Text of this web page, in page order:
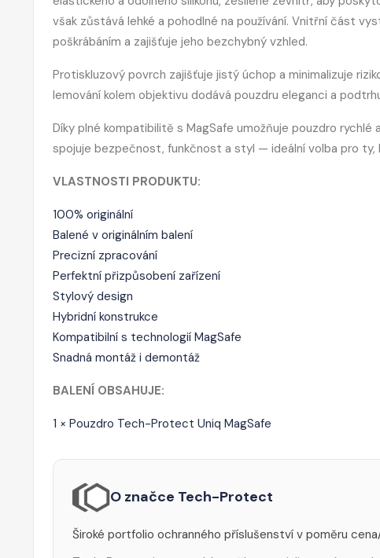
však zůstává lehké a pohodlné na používání. Vnitřní část
poškrábáním a zajišťuje jeho bezchybný vzhled.
Protiskluzový povrch zajišťuje jistý úchop a minimalizuje
lemování kolem objektivu dodává pouzdru eleganci a
Díky plné kompatibilitě s MagSafe umožňuje pouzdro
spojuje bezpečnost, funkčnost a styl — ideální volba pro
VLASTNOSTI PRODUKTU:
100% originální
Balené v originálním balení
Precizní zpracování
Perfektní přizpůsobení zařízení
Stylový design
Hybridní konstrukce
Kompatibilní s technologií MagSafe
Snadná montáž i demontáž
BALENÍ OBSAHUJE:
1 × Pouzdro Tech-Protect Uniq MagSafe
O značce Tech-Protect
Široké portfolio ochranného příslušenství v poměru